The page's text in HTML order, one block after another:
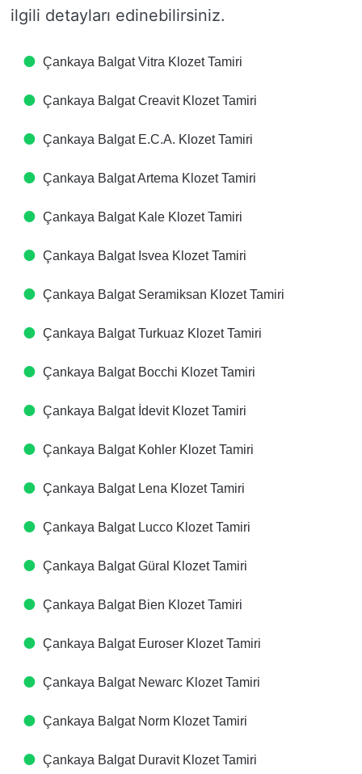
ilgili detayları edinebilirsiniz.
Çankaya Balgat Vitra Klozet Tamiri
Çankaya Balgat Creavit Klozet Tamiri
Çankaya Balgat E.C.A. Klozet Tamiri
Çankaya Balgat Artema Klozet Tamiri
Çankaya Balgat Kale Klozet Tamiri
Çankaya Balgat Isvea Klozet Tamiri
Çankaya Balgat Seramiksan Klozet Tamiri
Çankaya Balgat Turkuaz Klozet Tamiri
Çankaya Balgat Bocchi Klozet Tamiri
Çankaya Balgat İdevit Klozet Tamiri
Çankaya Balgat Kohler Klozet Tamiri
Çankaya Balgat Lena Klozet Tamiri
Çankaya Balgat Lucco Klozet Tamiri
Çankaya Balgat Güral Klozet Tamiri
Çankaya Balgat Bien Klozet Tamiri
Çankaya Balgat Euroser Klozet Tamiri
Çankaya Balgat Newarc Klozet Tamiri
Çankaya Balgat Norm Klozet Tamiri
Çankaya Balgat Duravit Klozet Tamiri